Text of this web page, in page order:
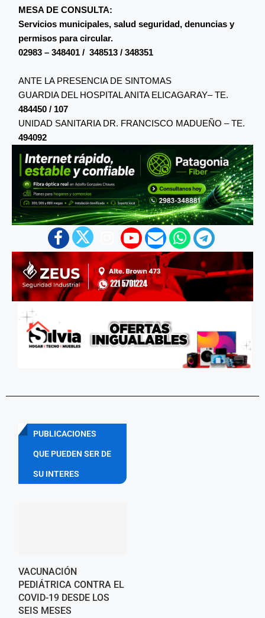
MESA DE CONSULTA:
Servicios municipales, salud seguridad, denuncias y
permisos para circular.
02983 – 348401 / 348513 / 348351
ANTE LA PRESENCIA DE SINTOMAS
GUARDIA DEL HOSPITAL ANITA ELICAGARAY– TE.
484450 / 107
UNIDAD SANITARIA DR. FRANCISCO MADUEÑO – TE.
494092
PUBLICACIONES
QUE PUEDEN SER DE
SU INTERES
VACUNACIÓN
PEDIÁTRICA CONTRA EL
COVID-19 DESDE LOS
SEIS MESES